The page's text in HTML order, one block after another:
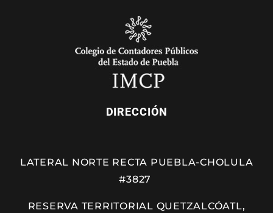
DIRECCIÓN
LATERAL NORTE RECTA PUEBLA-CHOLULA
#3827
RESERVA TERRITORIAL QUETZALCÓATL,